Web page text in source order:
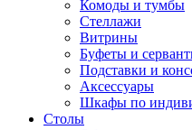
Комоды и тумбы
Стеллажи
Витрины
Буфеты и
Подставки и
Аксессуары
Шкафы по
Столы